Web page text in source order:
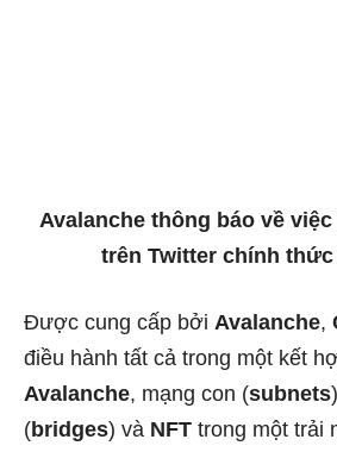
Avalanche thông báo về
trên Twitter chính
Được cung cấp bởi Avalanche,
điều hành tất cả trong một kết
Avalanche, mạng con (subnets
(bridges) và NFT trong một trải